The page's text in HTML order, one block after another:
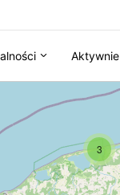
Aktywnie
3